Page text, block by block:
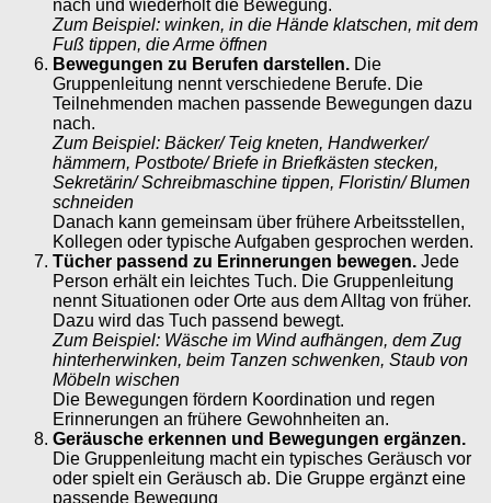
nach und wiederholt die Bewegung.
Zum Beispiel: winken, in die Hände klatschen, mit dem
Fuß tippen, die Arme öffnen
Bewegungen zu Berufen darstellen. Die
Gruppenleitung nennt verschiedene Berufe. Die
Teilnehmenden machen passende Bewegungen dazu
nach.
Zum Beispiel: Bäcker/ Teig kneten, Handwerker/
hämmern, Postbote/ Briefe in Briefkästen stecken,
Sekretärin/ Schreibmaschine tippen, Floristin/ Blumen
schneiden
Danach kann gemeinsam über frühere Arbeitsstellen,
Kollegen oder typische Aufgaben gesprochen werden.
Tücher passend zu Erinnerungen bewegen. Jede
Person erhält ein leichtes Tuch. Die Gruppenleitung
nennt Situationen oder Orte aus dem Alltag von früher.
Dazu wird das Tuch passend bewegt.
Zum Beispiel: Wäsche im Wind aufhängen, dem Zug
hinterherwinken, beim Tanzen schwenken, Staub von
Möbeln wischen
Die Bewegungen fördern Koordination und regen
Erinnerungen an frühere Gewohnheiten an.
Geräusche erkennen und Bewegungen ergänzen.
Die Gruppenleitung macht ein typisches Geräusch vor
oder spielt ein Geräusch ab. Die Gruppe ergänzt eine
passende Bewegung